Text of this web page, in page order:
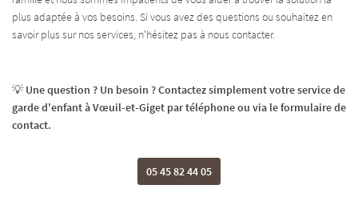
plus adaptée à vos besoins. Si vous avez des questions ou souhaitez en
savoir plus sur nos services, n'hésitez pas à nous contacter.
💡 Une question ? Un besoin ? Contactez simplement votre service de
garde d'enfant à Vœuil-et-Giget par téléphone ou via le formulaire de
contact.
05 45 82 44 05